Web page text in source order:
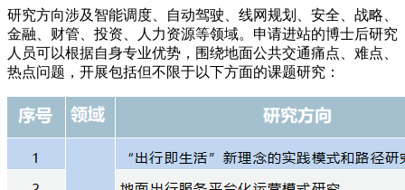
研究方向涉及智能调度、自动驾驶、线网规划、安全、战略、
金融、财管、投资、人力资源等领域。申请进站的博士后研究
人员可以根据自身专业优势，围绕地面公共交通痛点、难点、
热点问题，开展包括但不限于以下方面的课题研究：